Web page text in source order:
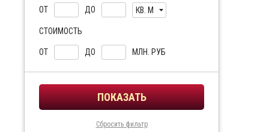
ОТ ДО КВ. М
СТОИМОСТЬ
ОТ ДО МЛН. РУБ
Сбросить фильтр